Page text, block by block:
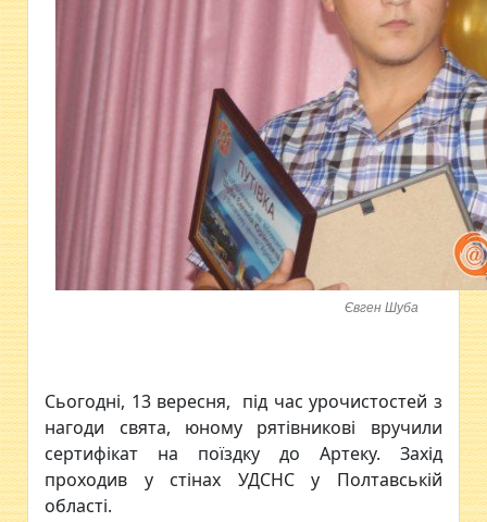
Євген Шуба
Сьогодні, 13 вересня, під час урочистостей з
нагоди свята, юному рятівникові вручили
сертифікат на поїздку до Артеку. Захід
проходив у стінах УДСНС у Полтавській
області.